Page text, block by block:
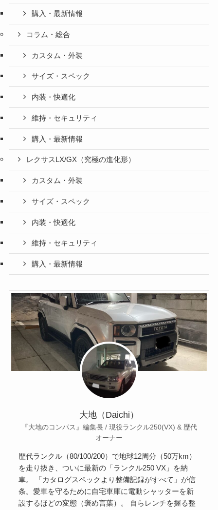
購入・最新情報
コラム・総合
カスタム・外装
サイズ・スペック
内装・快適化
維持・セキュリティ
購入・最新情報
レクサスLX/GX（究極の進化形）
カスタム・外装
サイズ・スペック
内装・快適化
維持・セキュリティ
購入・最新情報
大地（Daichi）
『大地のコンパス』編集長 / 現役ランクル250(VX) & 歴代
オーナー
歴代ランクル（80/100/200）で地球12周分（50万km）
を走り抜き、ついに最新の「ランクル250 VX」を納
車。 「カタログスペックより整備記録がすべて」が信
条。愛車を守るために自宅車庫に電動シャッターを新
設するほどの変態（褒め言葉）。 自らレンチを握る整